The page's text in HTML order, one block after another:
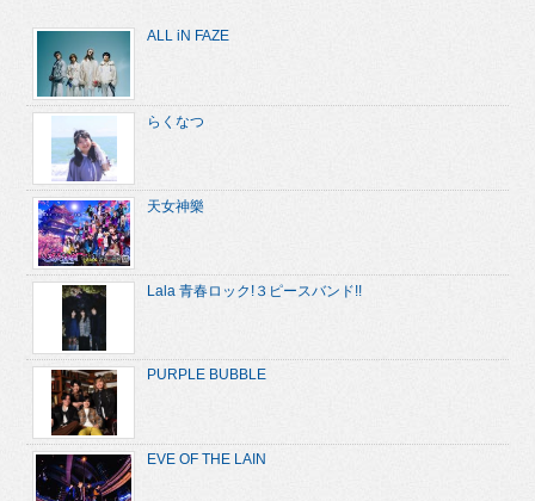
ALL iN FAZE
らくなつ
天女神樂
Lala 青春ロック!３ピースバンド!!
PURPLE BUBBLE
EVE OF THE LAIN